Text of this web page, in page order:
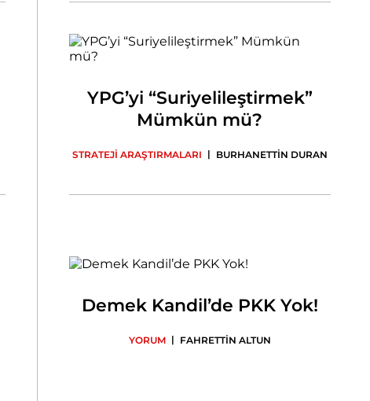
YPG’yi “Suriyelileştirmek”
Mümkün mü?
STRATEJİ ARAŞTIRMALARI | BURHANETTİN DURAN
Demek Kandil’de PKK Yok!
YORUM | FAHRETTİN ALTUN